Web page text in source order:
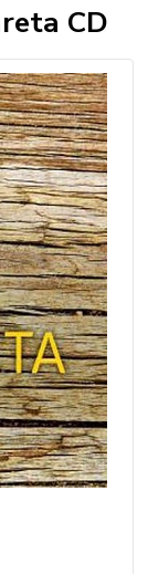
CD